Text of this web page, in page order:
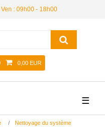
: 09h00 - 18h00
0,00 EUR
☰
Nettoyage du système